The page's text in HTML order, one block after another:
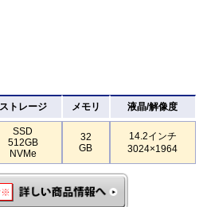
ストレージ メモリ 液晶/解像度
SSD
512GB
NVMe
32
GB
14.2インチ
3024×1964